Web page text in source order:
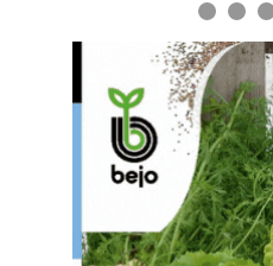
1 2 3